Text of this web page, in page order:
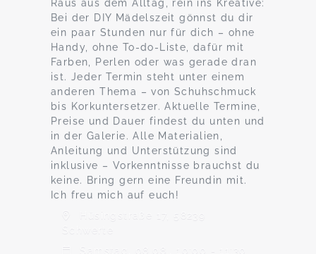
Raus aus dem Alltag, rein ins Kreative:
Bei der DIY Mädelszeit gönnst du dir
ein paar Stunden nur für dich – ohne
Handy, ohne To-do-Liste, dafür mit
Farben, Perlen oder was gerade dran
ist. Jeder Termin steht unter einem
anderen Thema – von Schuhschmuck
bis Korkuntersetzer. Aktuelle Termine,
Preise und Dauer findest du unten und
in der Galerie. Alle Materialien,
Anleitung und Unterstützung sind
inklusive – Vorkenntnisse brauchst du
keine. Bring gern eine Freundin mit.
Ich freu mich auf euch!
Hüsingstraße 17, 58239
Schwerte
Samstag, 08.08., 10:00 - 11:30